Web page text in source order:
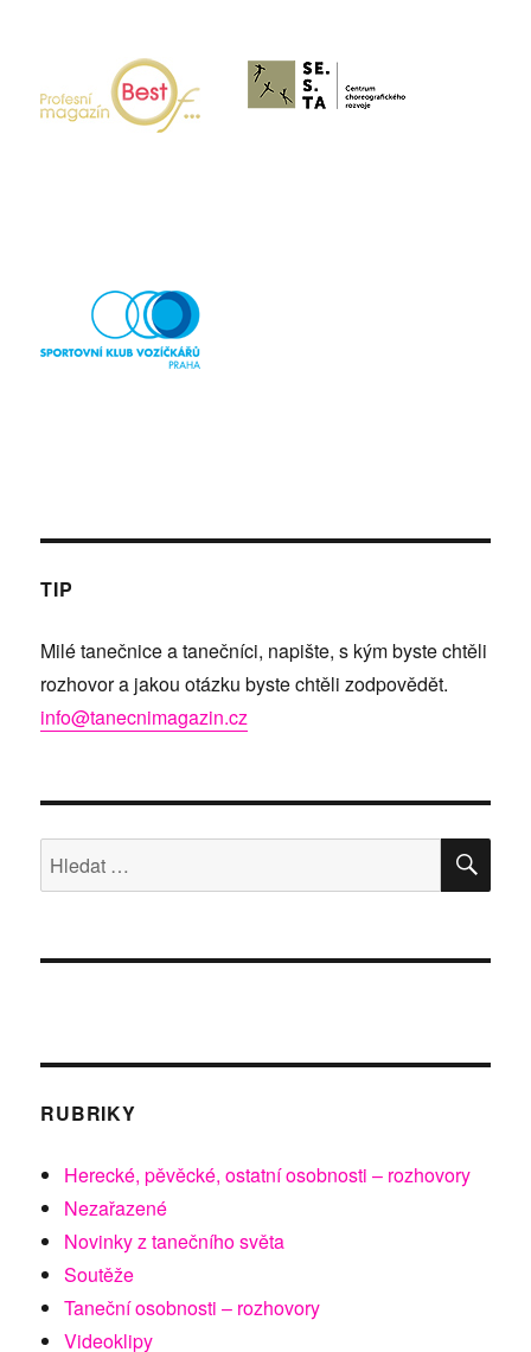
TIP
Milé tanečnice a tanečníci, napište, s kým byste chtěli
rozhovor a jakou otázku byste chtěli zodpovědět.
info@tanecnimagazin.cz
Hledat:
RUBRIKY
Herecké, pěvěcké, ostatní osobnosti – rozhovory
Nezařazené
Novinky z tanečního světa
Soutěže
Taneční osobnosti – rozhovory
Videoklipy